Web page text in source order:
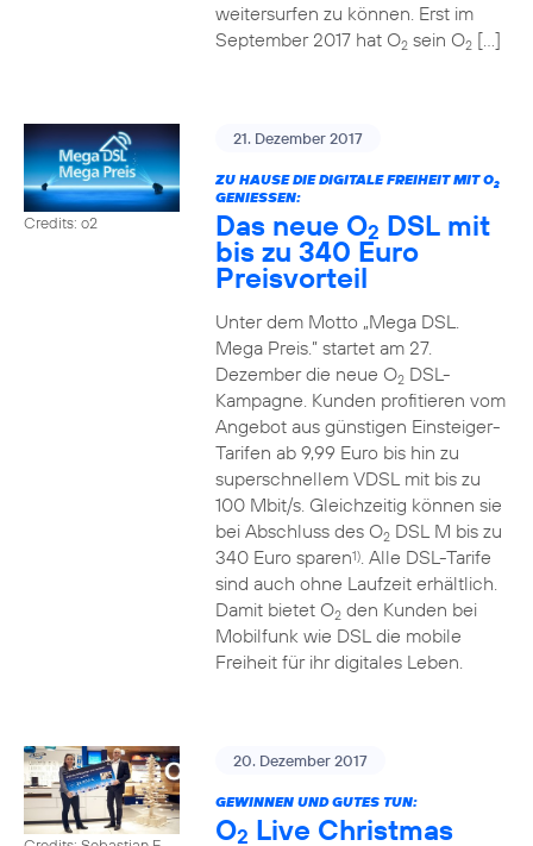
weitersurfen zu können. Erst im
September 2017 hat O2sein O2[…]
Credits: o2
21. Dezember 2017
ZU HAUSE DIE DIGITALE FREIHEIT MIT O2
GENIESSEN:
Das neue O2 DSL mit
bis zu 340 Euro
Preisvorteil
Unter dem Motto „Mega DSL.
Mega Preis.” startet am 27.
Dezember die neue O2DSL-
Kampagne. Kunden profitieren vom
Angebot aus günstigen Einsteiger-
Tarifen ab 9,99 Euro bis hin zu
superschnellem VDSL mit bis zu
100 Mbit/s. Gleichzeitig können sie
bei Abschluss des O2DSL M bis zu
340 Euro sparen1). Alle DSL-Tarife
sind auch ohne Laufzeit erhältlich.
Damit bietet O2den Kunden bei
Mobilfunk wie DSL die mobile
Freiheit für ihr digitales Leben.
20. Dezember 2017
GEWINNEN UND GUTES TUN:
O2 Live Christmas